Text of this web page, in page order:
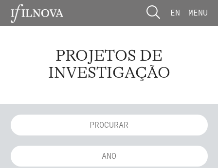
EN MENU
PROJETOS DE
INVESTIGAÇÃO
ANO